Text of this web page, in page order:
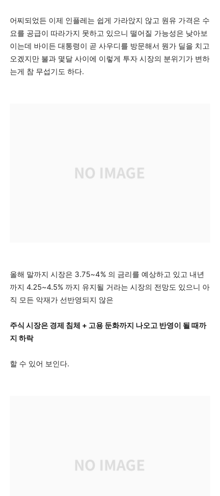
어찌되었든 이제 인플레는 쉽게 가라앉지 않고 원유 가격은 수
요를 공급이 따라가지 못하고 있으니 떨어질 가능성은 낮아보
이는데 바이든 대통령이 곧 사우디를 방문해서 뭔가 딜을 치고
오겠지만 불과 몇달 사이에 이렇게 투자 시장의 분위기가 변하
는게 참 무섭기도 하다.
올해 말까지 시장은 3.75~4% 의 금리를 예상하고 있고 내년
까지 4.25~4.5% 까지 유지될 거라는 시장의 전망도 있으니 아
직 모든 악재가 선반영되지 않은
주식 시장은 경제 침체 + 고용 둔화까지 나오고 반영이 될 때까
지 하락
할 수 있어 보인다.